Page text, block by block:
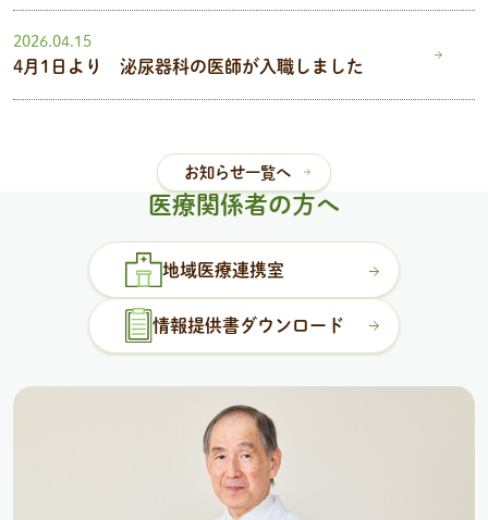
2026.04.15
4月1日より 泌尿器科の医師が入職しました
お知らせ一覧へ
医療関係者の方へ
地域医療連携室
情報提供書ダウンロード